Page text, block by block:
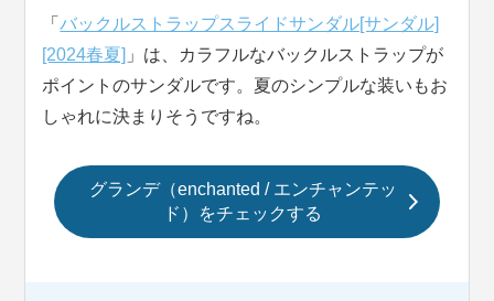
「バックルストラップスライドサンダル[サンダル]
[2024春夏] 」は、カラフルなバックルストラップが
ポイントのサンダルです。夏のシンプルな装いもお
しゃれに決まりそうですね。
グランデ（enchanted / エンチャンテッ
ド）をチェックする